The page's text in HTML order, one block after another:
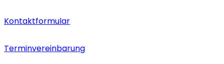
Kontaktformular
Terminvereinbarung